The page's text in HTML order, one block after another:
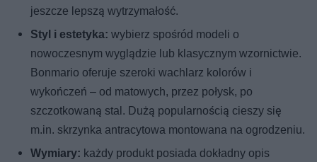
jeszcze lepszą wytrzymałość.
Styl i estetyka:wybierz spośród modeli o
nowoczesnym wyglądzie lub klasycznym wzornictwie.
Bonmario oferuje szeroki wachlarz kolorów i
wykończeń – od matowych, przez połysk, po
szczotkowaną stal. Dużą popularnością cieszy się
m.in. skrzynka antracytowa montowana na ogrodzeniu.
Wymiary: każdy produkt posiada dokładny opis